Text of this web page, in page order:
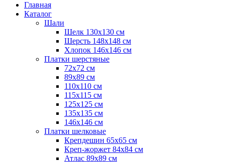
Главная
Каталог
Шали
Шелк 130х130 см
Шерсть 148х148 см
Хлопок 146х146 см
Платки шерстяные
72х72 см
89х89 см
110х110 см
115х115 см
125х125 см
135х135 см
146х146 см
Платки шелковые
Крепдешин 65х65 см
Креп-жоржет 84х84 см
Атлас 89х89 см